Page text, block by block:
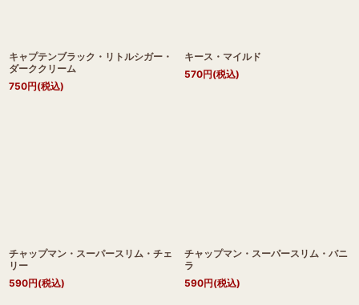
キャプテンブラック・リトルシガー・
ダーククリーム
750円(税込)
キース・マイルド
570円(税込)
チャップマン・スーパースリム・チェ
リー
590円(税込)
チャップマン・スーパースリム・バニ
ラ
590円(税込)